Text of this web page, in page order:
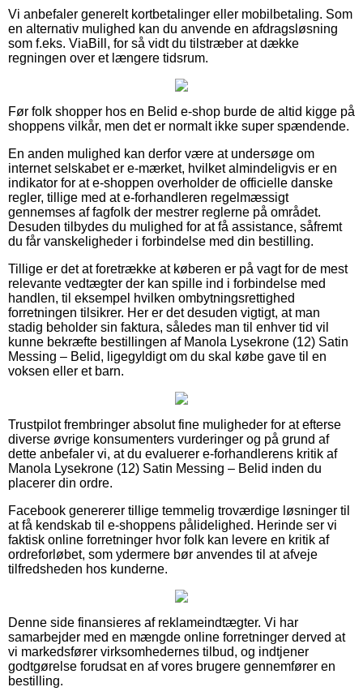
Vi anbefaler generelt kortbetalinger eller mobilbetaling. Som
en alternativ mulighed kan du anvende en afdragsløsning
som f.eks. ViaBill, for så vidt du tilstræber at dække
regningen over et længere tidsrum.
Før folk shopper hos en Belid e-shop burde de altid kigge på
shoppens vilkår, men det er normalt ikke super spændende.
En anden mulighed kan derfor være at undersøge om
internet selskabet er e-mærket, hvilket almindeligvis er en
indikator for at e-shoppen overholder de officielle danske
regler, tillige med at e-forhandleren regelmæssigt
gennemses af fagfolk der mestrer reglerne på området.
Desuden tilbydes du mulighed for at få assistance, såfremt
du får vanskeligheder i forbindelse med din bestilling.
Tillige er det at foretrække at køberen er på vagt for de mest
relevante vedtægter der kan spille ind i forbindelse med
handlen, til eksempel hvilken ombytningsrettighed
forretningen tilsikrer. Her er det desuden vigtigt, at man
stadig beholder sin faktura, således man til enhver tid vil
kunne bekræfte bestillingen af Manola Lysekrone (12) Satin
Messing – Belid, ligegyldigt om du skal købe gave til en
voksen eller et barn.
Trustpilot frembringer absolut fine muligheder for at efterse
diverse øvrige konsumenters vurderinger og på grund af
dette anbefaler vi, at du evaluerer e-forhandlerens kritik af
Manola Lysekrone (12) Satin Messing – Belid inden du
placerer din ordre.
Facebook genererer tillige temmelig troværdige løsninger til
at få kendskab til e-shoppens pålidelighed. Herinde ser vi
faktisk online forretninger hvor folk kan levere en kritik af
ordreforløbet, som ydermere bør anvendes til at afveje
tilfredsheden hos kunderne.
Denne side finansieres af reklameindtægter. Vi har
samarbejder med en mængde online forretninger derved at
vi markedsfører virksomhedernes tilbud, og indtjener
godtgørelse forudsat en af vores brugere gennemfører en
bestilling.